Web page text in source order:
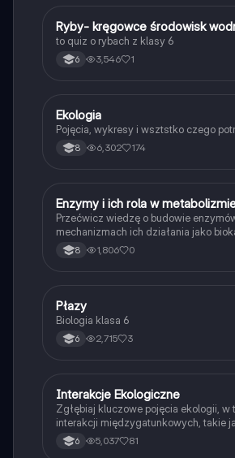
RBiologia
Ryby- kręgowce środowisk
to quiz o rybach z klasy 6
6 3,546 1
Biologia
Ekologia
Pojęcia, wykresy i wsztstko czego
8 6,302 174
EBiologia
Enzymy i ich rola w
Przećwicz wiedzę o budowie
mechanizmach ich działania jako
przyspieszających reakcje.
8 1,806 0
PBiologia
Płazy
Biologia klasa 6
6 2,715 3
Biologia
Interakcje Ekologiczne
Zgłębiaj kluczowe pojęcia ekologii, w
interakcji międzygatunkowych, takie
komensalizm, drapieżnictwo i
Dowiedz się o strukturze populacji,
6 5,037 81